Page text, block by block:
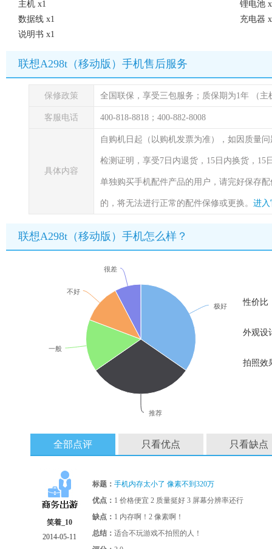
主机 x1
锂电池
数据线 x1
充电器
说明书 x1
联想A298t（移动版）手机售后服务
保修政策 全国联保，享受三包服务；质保期为1年 （
客服电话 400-818-8818；400-882-8008
具体内容
自购机日起（以购机发票为准），如因质量
检测证明，享受7日内退货，15日内换货，
单独购买手机配件产品的用户，请完好保存
的，将无法进行正常的配件保修或更换。 进入
联想A298t（移动版）手机怎么样？
极好
推荐
一般
不好
很差
性价比
外观设
拍照效
全部点评 只看优点 只看缺点
笑着_10
2014-05-11
标题： 手机内存太小了 像素不到320万
优点： 1 价格便宜 2 质量挺好 3 屏幕分辨率还行
缺点： 1 内存啊！2 像素啊！
总结： 适合不玩游戏不拍照的人！